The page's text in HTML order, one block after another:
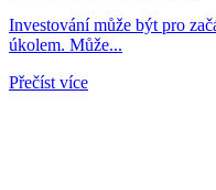
Investování může být pro
úkolem. Může...
Přečíst více